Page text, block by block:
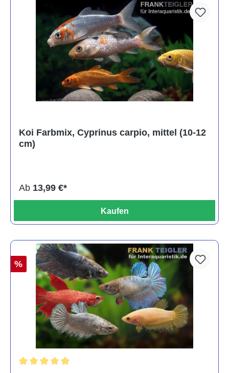
Koi Farbmix, Cyprinus carpio, mittel (10-12
cm)
Ab 13,99 €*
Kaufen
%